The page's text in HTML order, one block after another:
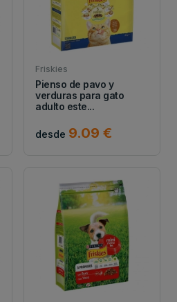
Friskies
Pienso de pavo y
verduras para gato
adulto este...
desde 9.09 €